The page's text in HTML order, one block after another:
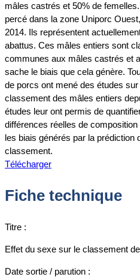
mâles castrés et 50% de
percé dans la zone Uniporc
2014. Ils représentent
abattus. Ces mâles entiers sont
communes aux mâles castrés et
sache le biais que cela génère.
de porcs ont mené des études
classement des mâles entiers
études leur ont permis de
différences réelles de
les biais générés par la prédiction
classement.
Télécharger
Fiche technique
Titre :
Effet du sexe sur le classement
Date sortie / parution :